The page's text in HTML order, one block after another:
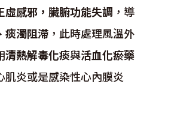
虛感邪，臟腑功能失調 ，導
痰濁阻滯 ，此時處理風溫外
清熱解毒化痰與活血化瘀藥
肌炎或是感染性心內膜炎